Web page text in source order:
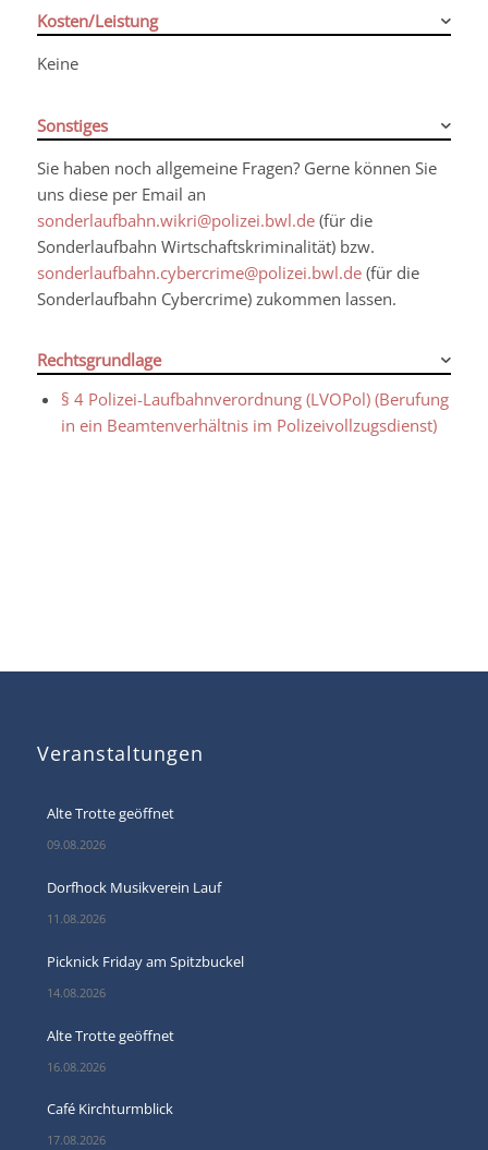
Kosten/Leistung
Keine
Sonstiges
Sie haben noch allgemeine Fragen? Gerne können Sie
uns diese per Email an
sonderlaufbahn.wikri@polizei.bwl.de(für die
Sonderlaufbahn Wirtschaftskriminalität) bzw.
sonderlaufbahn.cybercrime@polizei.bwl.de (für die
Sonderlaufbahn Cybercrime) zukommen lassen.
Rechtsgrundlage
§ 4 Polizei-Laufbahnverordnung (LVOPol) (Berufung
in ein Beamtenverhältnis im Polizeivollzugsdienst)
Veranstaltungen
Alte Trotte geöffnet
09.08.2026
Dorfhock Musikverein Lauf
11.08.2026
Picknick Friday am Spitzbuckel
14.08.2026
Alte Trotte geöffnet
16.08.2026
Café Kirchturmblick
17.08.2026